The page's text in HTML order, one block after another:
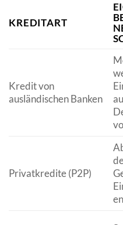
KREDITART
Kredit von
ausländischen Banken
Privatkredite (P2P)